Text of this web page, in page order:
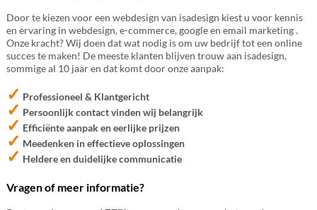
Door te kiezen voor een webdesign van isadesign kiest u voor kennis
en ervaring in webdesign, e-commerce, google en email marketing .
Onze kracht? Wij doen dat wat nodig is om uw bedrijf tot een online
succes te maken! De meeste klanten blijven trouw aan isadesign,
sommige al 10 jaar en dat komt door onze aanpak:
✓ Professioneel & Klantgericht
✓ Persoonlijk contact vinden wij belangrijk
✓ Efficiënte aanpak en eerlijke prijzen
✓ Meedenken in effectieve oplossingen
✓ Heldere en duidelijke communicatie
Vragen of meer informatie?